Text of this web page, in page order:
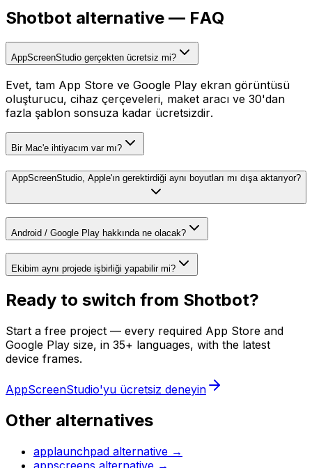
Shotbot alternative — FAQ
AppScreenStudio gerçekten ücretsiz mi?
Evet, tam App Store ve Google Play ekran görüntüsü
oluşturucu, cihaz çerçeveleri, maket aracı ve 30'dan
fazla şablon sonsuza kadar ücretsizdir.
Bir Mac'e ihtiyacım var mı?
AppScreenStudio, Apple'ın gerektirdiği aynı boyutları mı dışa aktarıyor?
Android / Google Play hakkında ne olacak?
Ekibim aynı projede işbirliği yapabilir mi?
Ready to switch from Shotbot?
Start a free project — every required App Store and
Google Play size, in 35+ languages, with the latest
device frames.
AppScreenStudio'yu ücretsiz deneyin
Other alternatives
applaunchpad alternative →